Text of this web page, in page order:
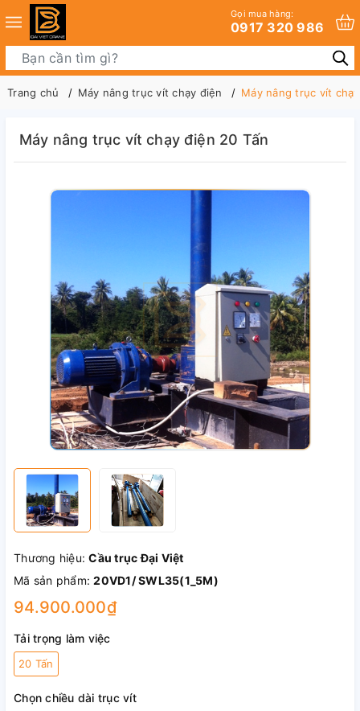
Gọi mua hàng:
0917 320 986
Trang chủ Máy nâng trục vít chạy điện Máy nâng trục vít
Máy nâng trục vít chạy điện 20 Tấn
Thương hiệu:Cầu trục Đại Việt
Mã sản phẩm:20VD1/ SWL35(1_5M)
94.900.000₫
Tải trọng làm việc
20 Tấn
Chọn chiều dài trục vít